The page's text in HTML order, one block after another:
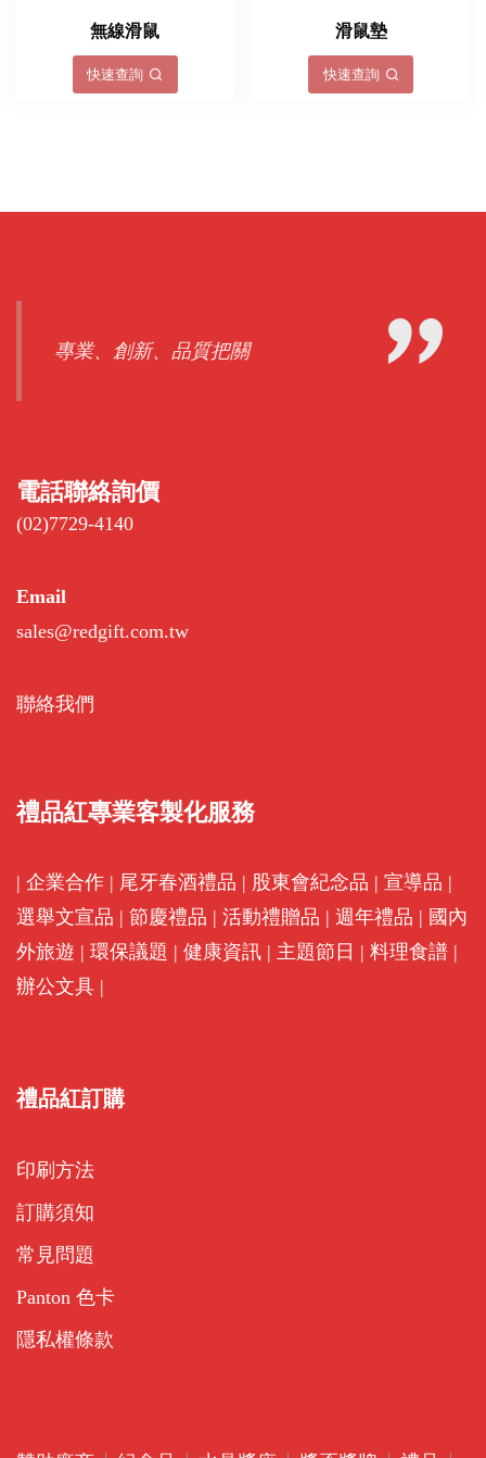
無線滑鼠
快速查詢
滑鼠墊
快速查詢
專業、創新、品質把關
電話聯絡詢價
(02)7729-4140
Email
sales@redgift.com.tw
聯絡我們
禮品紅專業客製化服務
| 企業合作 | 尾牙春酒禮品 | 股東會紀念品 | 宣導品 |
選舉文宣品 | 節慶禮品 | 活動禮贈品 | 週年禮品 | 國內
外旅遊 | 環保議題 | 健康資訊 | 主題節日 | 料理食譜 |
辦公文具 |
禮品紅訂購
印刷方法
訂購須知
常見問題
Panton 色卡
隱私權條款